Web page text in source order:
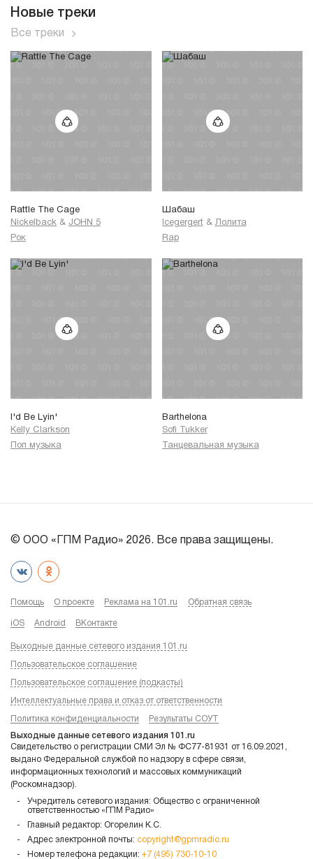
Новые треки
Все треки
Rattle The Cage
Nickelback & JOHN 5
Рок
Шабаш
Icegergert & Лолита
Rap
I'd Be Lyin'
Kelly Clarkson
Поп музыка
Barthelona
Sofi Tukker
Танцевальная музыка
© ООО «ГПМ Радио» 2026. Все права защищены.
Помощь О проекте Реклама на 101.ru Обратная связь
iOS Android ВКонтакте
Выходные данные сетевого издания 101.ru
Пользовательское соглашение
Пользовательское соглашение (подкасты)
Интеллектуальные права и отказ от ответственности
Политика конфиденциальности Результаты СОУТ
Выходные данные сетевого издания 101.ru
Свидетельство о регистрации СМИ Эл № ФС77-81931 от 16.09.2021,
выдано Федеральной службой по надзору в сфере связи,
информационных технологий и массовых коммуникаций
(Роскомнадзор).
Учредитель сетевого издания: Общество с ограниченной
ответственностью «ГПМ Радио»
Главный редактор: Огорелин К.С.
Адрес электронной почты: copyright@gpmradio.ru
Номер телефона редакции: +7 (495) 730-10-10